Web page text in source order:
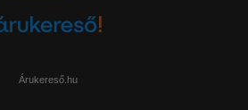
Árukereső.hu